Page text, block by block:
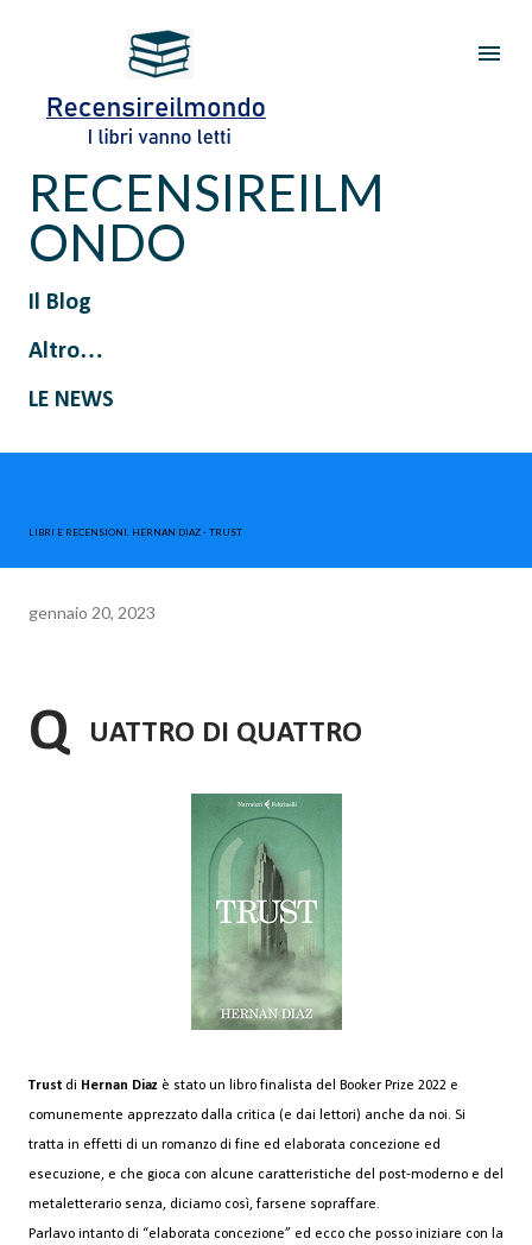
Passa ai contenuti principali
RECENSIREILM
ONDO
Il Blog
Altro…
LE NEWS
LIBRI E RECENSIONI. HERNAN DIAZ - TRUST
gennaio 20, 2023
Q UATTRO DI QUATTRO
Trust di Hernan Diaz è stato un libro finalista del Booker Prize 2022 e
comunemente apprezzato dalla critica (e dai lettori) anche da noi. Si
tratta in effetti di un romanzo di fine ed elaborata concezione ed
esecuzione, e che gioca con alcune caratteristiche del post-moderno e del
metaletterario senza, diciamo così, farsene sopraffare.
Parlavo intanto di “elaborata concezione” ed ecco che posso iniziare con la